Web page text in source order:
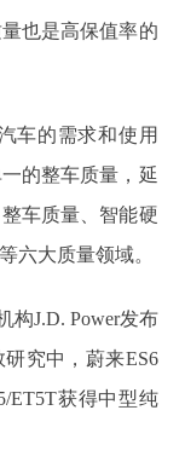
也是高保值率的
车的需求和使用
的整车质量，延
车质量、智能硬
六大质量领域。
构J.D. Power发布
究中，蔚来ES6
ET5T获得中型纯